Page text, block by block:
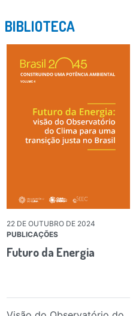
BIBLIOTECA
22 DE OUTUBRO DE 2024
PUBLICAÇÕES
Futuro da Energia